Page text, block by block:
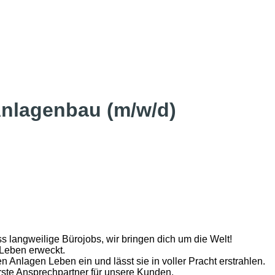
(m/w/d)
langweilige Bürojobs, wir bringen dich um die Welt!
erweckt.
Anlagen Leben ein und lässt sie in voller Pracht erstrahlen.
Ansprechpartner für unsere Kunden.